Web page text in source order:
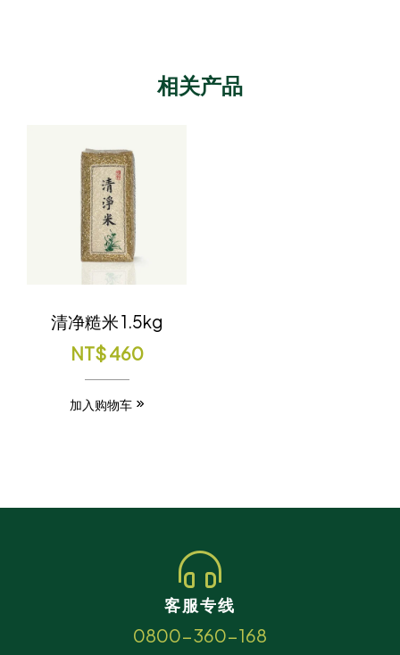
相关产品
清净糙米 1.5kg
NT$460
加入购物车
客服专线
0800-360-168